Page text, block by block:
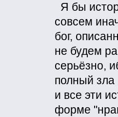
Я бы
совсем
бог,
не будем
серьёзно,
полный
и все эти
форме